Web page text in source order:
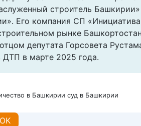
строитель
Его компания СП
рынке
депутата Горсовета
ДТП в марте 2025 года.
в Башкирии суд в Башкирии
OK